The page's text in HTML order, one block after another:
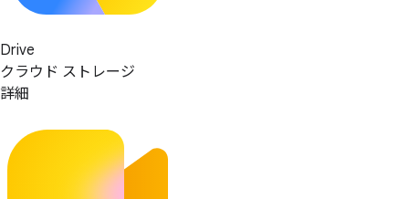
Drive
クラウド ストレージ
詳細